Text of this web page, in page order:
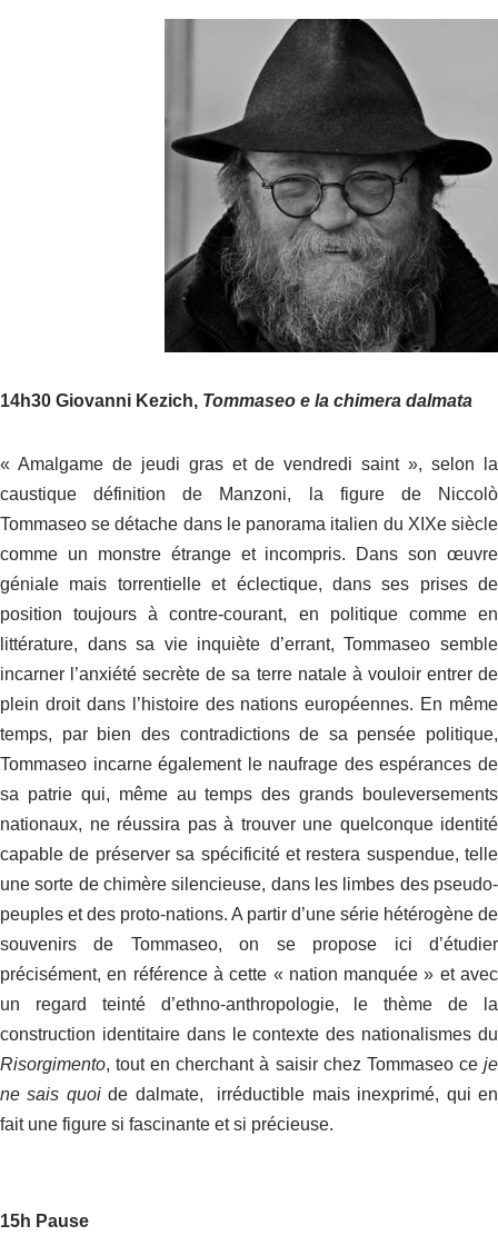
14h30 Giovanni Kezich, Tommaseo e la chimera dalmata
« Amalgame de jeudi gras et de vendredi saint », selon la
caustique définition de Manzoni, la figure de Niccolò
Tommaseo se détache dans le panorama italien du XIXesiècle
comme un monstre étrange et incompris. Dans son œuvre
géniale mais torrentielle et éclectique, dans ses prises de
position toujours à contre-courant, en politique comme en
littérature, dans sa vie inquiète d’errant, Tommaseo semble
incarner l’anxiété secrète de sa terre natale à vouloir entrer de
plein droit dans l’histoire des nations européennes. En même
temps, par bien des contradictions de sa pensée politique,
Tommaseo incarne également le naufrage des espérances de
sa patrie qui, même au temps des grands bouleversements
nationaux, ne réussira pas à trouver une quelconque identité
capable de préserver sa spécificité et restera suspendue, telle
une sorte de chimère silencieuse, dans les limbes des pseudo-
peuples et des proto-nations. A partir d’une série hétérogène de
souvenirs de Tommaseo, on se propose ici d’étudier
précisément, en référence à cette « nation manquée » et avec
un regard teinté d’ethno-anthropologie, le thème de la
construction identitaire dans le contexte des nationalismes du
Risorgimento, tout en cherchant à saisir chez Tommaseo ce je
ne sais quoide dalmate, irréductible mais inexprimé, qui en
fait une figure si fascinante et si précieuse.
15h Pause